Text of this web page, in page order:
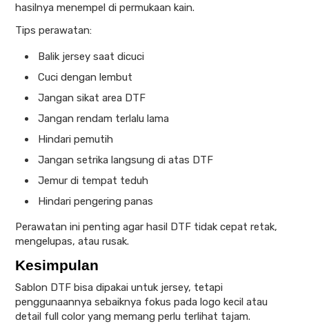
hasilnya menempel di permukaan kain.
Tips perawatan:
Balik jersey saat dicuci
Cuci dengan lembut
Jangan sikat area DTF
Jangan rendam terlalu lama
Hindari pemutih
Jangan setrika langsung di atas DTF
Jemur di tempat teduh
Hindari pengering panas
Perawatan ini penting agar hasil DTF tidak cepat retak,
mengelupas, atau rusak.
Kesimpulan
Sablon DTF bisa dipakai untuk jersey, tetapi
penggunaannya sebaiknya fokus pada logo kecil atau
detail full color yang memang perlu terlihat tajam.